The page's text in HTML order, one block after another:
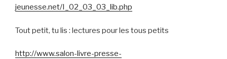
jeunesse.net/I_02_03_03_lib.php
Tout petit, tu lis : lectures pour les tous petits
http://www.salon-livre-presse-